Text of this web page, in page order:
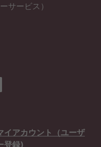
サービス）
イアカウント（ユーザ
登録)